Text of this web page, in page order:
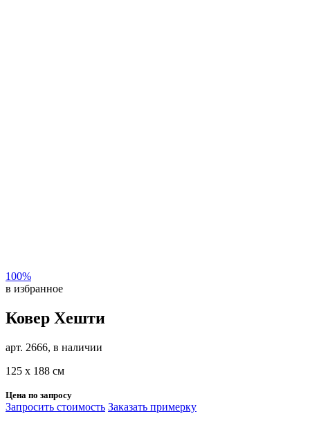
100%
в избранное
Ковер Хешти
арт. 2666, в наличии
125 х 188 см
Цена по запросу
Запросить стоимость Заказать примерку